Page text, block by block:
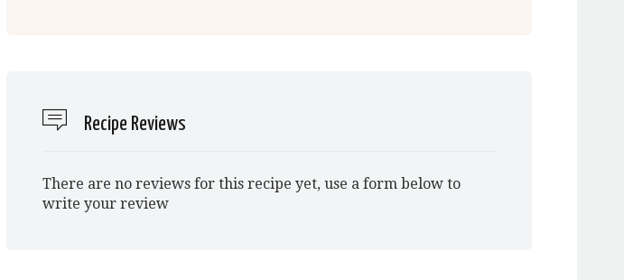
Recipe Reviews
There are no reviews for this recipe yet, use a form below to
write your review